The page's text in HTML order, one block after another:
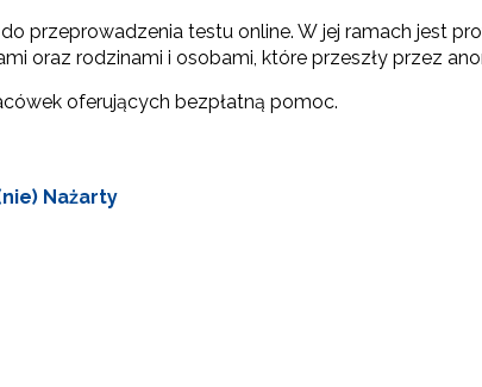
przeprowadzenia testu online. W jej ramach jest
oraz rodzinami i osobami, które przeszły przez
oferujących bezpłatną pomoc.
Nażarty